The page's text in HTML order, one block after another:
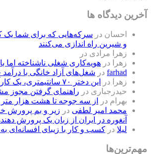
آخرین دیدگاه ها
احسان در سرکه‌هایی که برای شما
و شیرین راه اندازی می‌کنند
زهرا مرادی در
زهرا
در هویه‌کاری شغلی ناشناخته اما
farhad در شغل‌های آزاد خانگی با
زهرا
در
این دختر ۷۰ سانتیمتری، یک کارآفرین نمونه است
حیدرجباری در راهنمای گرفتن مجوز
بهرام در
از سه جوجه تا هشت هزار
محمد امیر لطفی در زیر و بم پرورش
آنغوره در ایران از زبان یک پرورش
لیلا در کسب و کار با زیبای افسانه‌ای
مهم‌ترین‌ها